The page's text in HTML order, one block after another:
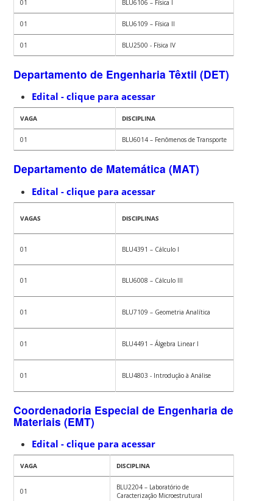
01 BLU6106 – Física I
01 BLU6109 – Física II
01 BLU2500 - Física IV
Departamento de Engenharia Têxtil (DET)
Edital - clique para acessar
VAGA DISCIPLINA
01 BLU6014 – Fenômenos de Transporte
Departamento de Matemática (MAT)
Edital - clique para acessar
VAGAS DISCIPLINAS
01 BLU4391 – Cálculo I
01 BLU6008 – Cálculo III
01 BLU7109 – Geometria Analítica
01 BLU4491 – Álgebra Linear I
01 BLU4803 - Introdução à Análise
Coordenadoria Especial de Engenharia de
Materiais (EMT)
Edital - clique para acessar
VAGA DISCIPLINA
01
BLU2204 – Laboratório de
Caracterização Microestrutural